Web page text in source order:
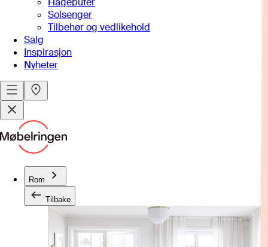
Solsenger
Tilbehør og vedlikehold
Salg
Inspirasjon
Nyheter
Rom
Tilbake